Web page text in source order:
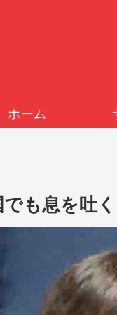
ホーム
も息を吐